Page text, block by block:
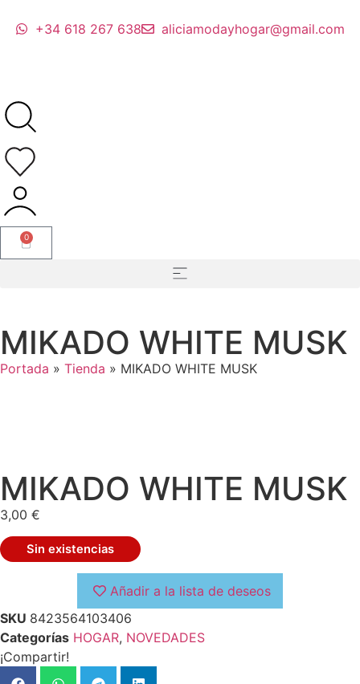
+34 618 267 638 aliciamodayhogar@gmail.com
0
MIKADO WHITE MUSK
Portada » Tienda » MIKADO WHITE MUSK
MIKADO WHITE MUSK
3,00 €
Sin existencias
Añadir a la lista de deseos
SKU 8423564103406
Categorías HOGAR, NOVEDADES
¡Compartir!